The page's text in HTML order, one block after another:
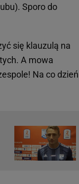
Sporo do
się klauzulą na
A mowa
Na co dzień